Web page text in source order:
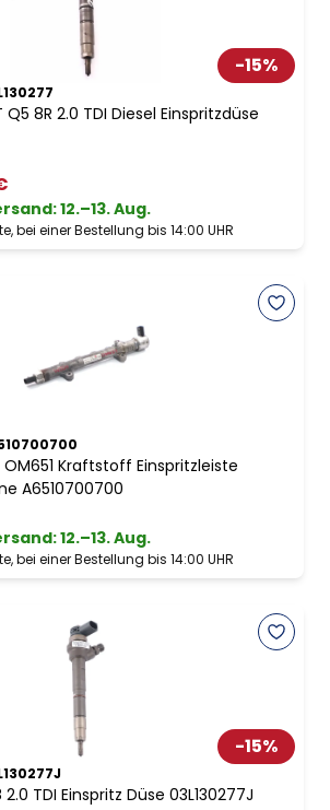
-15%
8R 2.0 TDI Diesel Einspritzdüse
:12.–13. Aug.
bei einer Bestellung bis 14:00 UHR
Kraftstoff Einspritzleiste
A6510700700
:12.–13. Aug.
bei einer Bestellung bis 14:00 UHR
-15%
TDI Einspritz Düse 03L130277J